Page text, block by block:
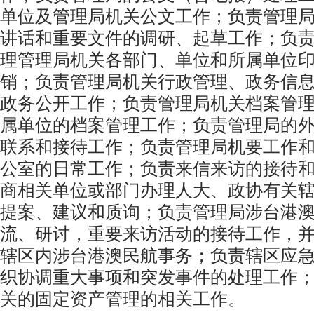
单位及管理局机关公文工作；负责管理
讲话和重要文件的调研、起草工作；负
理管理局机关各部门、单位和所属单位
销；负责管理局机关行政管理、政务信
政务公开工作；负责管理局机关档案管
属单位的档案管理工作；负责管理局的
联系和接待工作；负责管理局机要工作
公室的日常工作；负责来信来访的接待
商相关单位或部门办理人大、政协有关
提案、建议和质询；负责管理局涉台港
流、研讨，重要来访活动的接待工作，
辖区内涉台港澳民航事务；负责辖区应
织协调重大事项和突发事件的处理工作
关的固定资产管理的相关工作。